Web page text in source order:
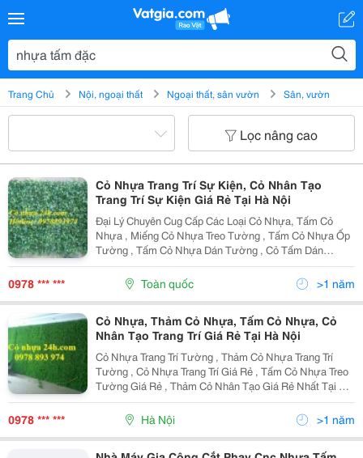
Trang Chủ Nội, ngoại thất Ngoại thất, sân vườn Sân, vườn
Lọc nâng cao
Cỏ Nhựa Trang Trí Sự Kiện, Cỏ Nhân Tạo
Trang Trí Sự Kiện Giá Rẻ Tại Hà Nội
Đại Lý Chuyên Cug Cấp Các Loại Cỏ Nhựa, Tấm Cỏ
Nhựa , Miếng Cỏ Nhựa Treo Tường , Tấm Cỏ Nhựa Ốp
Tường , Tấm Cỏ Nhựa Dán Tường , Cỏ Tấm Dán
Tường , Cỏ Giả Dán Tường , Cỏ Giả Treo Tường , Cỏ
Nhựa Treo Tường Trang Trí Sự Kiện Giá Rẻ , Cỏ Nhựa
Dán Tường
0978 *** *** Toàn quốc >1 năm
Cỏ Nhựa, Thảm Cỏ Nhựa, Tấm Cỏ Nhựa, Cỏ
Nhân Tạo Trang Trí Giá Rẻ Tại Hà Nội
Cỏ Nhựa Trang Trí Tường , Thảm Cỏ Nhựa Trang Trí
Tường , Cỏ Nhựa Trang Trí Giá Rẻ , Tấm Cỏ Nhựa Treo
Tường Giá Rẻ , Thảm Cỏ Nhân Tạo Giá Rẻ Nhất Tại Hà
Nội , Với Sự Đa Dạng Về Mẫu Mã Và Màu Sắc Xanh
Tươi Của Các Loại Cỏ Nhựa, Cỏ Nhựa Trang Trí
Thường
0978 *** *** Hà Nội >1 năm